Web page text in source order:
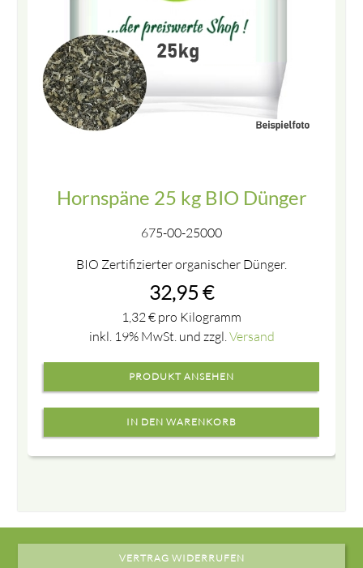
Hornspäne 25 kg BIO Dünger
675-00-25000
BIO Zertifizierter organischer Dünger.
32,95 €
1,32€ pro Kilogramm
inkl. 19% MwSt. und zzgl.Versand
PRODUKT ANSEHEN
VERTRAG WIDERRUFEN